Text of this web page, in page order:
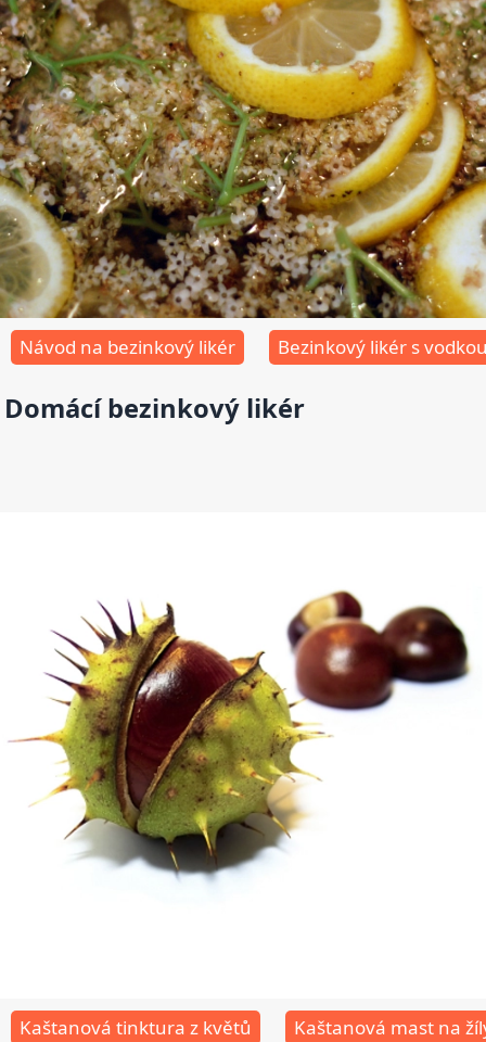
Návod na bezinkový likér Bezinkový likér s
Domácí bezinkový likér
Kaštanová tinktura z květů Kaštanová mast na